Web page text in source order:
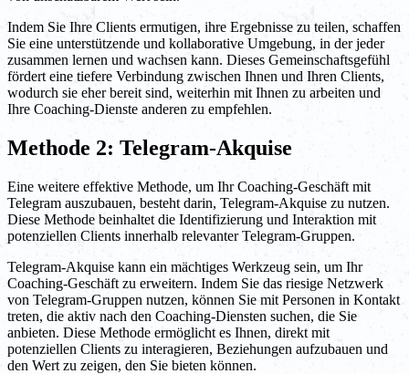
Indem Sie Ihre Clients ermutigen, ihre Ergebnisse zu teilen, schaffen
Sie eine unterstützende und kollaborative Umgebung, in der jeder
zusammen lernen und wachsen kann. Dieses Gemeinschaftsgefühl
fördert eine tiefere Verbindung zwischen Ihnen und Ihren Clients,
wodurch sie eher bereit sind, weiterhin mit Ihnen zu arbeiten und
Ihre Coaching-Dienste anderen zu empfehlen.
Methode 2: Telegram-Akquise
Eine weitere effektive Methode, um Ihr Coaching-Geschäft mit
Telegram auszubauen, besteht darin, Telegram-Akquise zu nutzen.
Diese Methode beinhaltet die Identifizierung und Interaktion mit
potenziellen Clients innerhalb relevanter Telegram-Gruppen.
Telegram-Akquise kann ein mächtiges Werkzeug sein, um Ihr
Coaching-Geschäft zu erweitern. Indem Sie das riesige Netzwerk
von Telegram-Gruppen nutzen, können Sie mit Personen in Kontakt
treten, die aktiv nach den Coaching-Diensten suchen, die Sie
anbieten. Diese Methode ermöglicht es Ihnen, direkt mit
potenziellen Clients zu interagieren, Beziehungen aufzubauen und
den Wert zu zeigen, den Sie bieten können.